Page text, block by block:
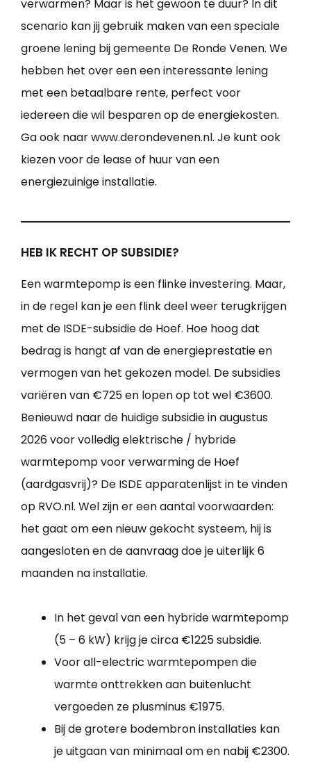
verwarmen? Maar is het gewoon te duur? In dit
scenario kan jij gebruik maken van een speciale
groene lening bij gemeente De Ronde Venen. We
hebben het over een een interessante lening
met een betaalbare rente, perfect voor
iedereen die wil besparen op de energiekosten.
Ga ook naar www.derondevenen.nl. Je kunt ook
kiezen voor de lease of huur van een
energiezuinige installatie.
HEB IK RECHT OP SUBSIDIE?
Een warmtepomp is een flinke investering. Maar,
in de regel kan je een flink deel weer terugkrijgen
met de ISDE-subsidie de Hoef. Hoe hoog dat
bedrag is hangt af van de energieprestatie en
vermogen van het gekozen model. De subsidies
variëren van €725 en lopen op tot wel €3600.
Benieuwd naar de huidige subsidie in augustus
2026 voor volledig elektrische / hybride
warmtepomp voor verwarming de Hoef
(aardgasvrij)? De ISDE apparatenlijst in te vinden
op RVO.nl. Wel zijn er een aantal voorwaarden:
het gaat om een nieuw gekocht systeem, hij is
aangesloten en de aanvraag doe je uiterlijk 6
maanden na installatie.
In het geval van een hybride warmtepomp
(5 – 6 kW) krijg je circa €1225 subsidie.
Voor all-electric warmtepompen die
warmte onttrekken aan buitenlucht
vergoeden ze plusminus €1975.
Bij de grotere bodembron installaties kan
je uitgaan van minimaal om en nabij €2300.